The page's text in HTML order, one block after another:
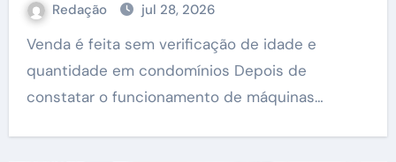
Redação jul 28, 2026
Venda é feita sem verificação de idade e
quantidade em condomínios Depois de
constatar o funcionamento de máquinas…